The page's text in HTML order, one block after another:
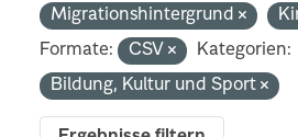
Migrationshintergrund
Formate:
CSV
Kategorien:
Bildung, Kultur und Sport